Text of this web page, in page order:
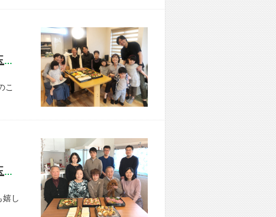
開催しました! 『新築お披露目パーティー』 埼玉県越谷市 M様宅
こ
開催しました! 『新築お披露目パーティー』 埼玉県川越市 B様宅
嬉し